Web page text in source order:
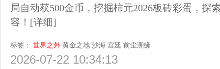
局自动获500金币，挖掘柿元2026板砖彩蛋，探
容！ [详细]
标签： 世界之外 黄金之地 沙海 宫廷 前尘溯缘
2026-07-22 10:34:13